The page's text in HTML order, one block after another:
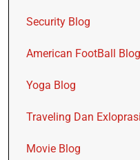
Security Blog
American FootBall Blog
Yoga Blog
Traveling Dan
Movie Blog